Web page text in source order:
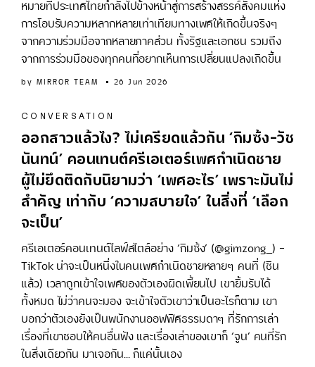
หมายที่ประเทศไทยกำลังไปข้างหน้าสู่การสร้างสรรค์สังคมแห่ง
การโอบรับความหลากหลายเท่าเทียมทางเพศให้เกิดขึ้นจริงๆ
จากความร่วมมือจากหลายภาคส่วน ทั้งรัฐและเอกชน รวมถึง
จากการร่วมมือของทุกคนที่อยากเห็นการเปลี่ยนแปลงเกิดขึ้น
by MIRROR TEAM 26 Jun 2026
CONVERSATION
ออกสาวแล้วไง? ไม่เครียดแล้วกัน ‘กิมซ้ง-วัช
นันทน์’ คอนเทนต์ครีเอเตอร์เพศกำเนิดชาย
ผู้ไม่ยึดติดกับนิยามว่า ‘เพศอะไร’ เพราะมันไม่
สำคัญ เท่ากับ ‘ความสบายใจ’ ในสิ่งที่ ‘เลือก
จะเป็น’
ครีเอเตอร์คอนเทนต์ไลฟ์สไตล์อย่าง ‘กิมซ้ง’ (@gimzong_) -
TikTok น่าจะเป็นหนึ่งในคนเพศกำเนิดชายหลายๆ คนที่ (ชิน
แล้ว) เวลาถูกเข้าใจเพศของตัวเองผิดเพี้ยนไป เขายิ้มรับได้
ทั้งหมด ไม่ว่าคนจะมอง จะเข้าใจตัวเขาว่าเป็นอะไรก็ตาม เขา
บอกว่าตัวเองยังเป็นพนักงานออฟฟิศธรรมดาๆ ที่รักการเล่า
เรื่องที่เขาชอบให้คนอื่นฟัง และเรื่องเล่าของเขาก็ ‘จูน’ คนที่รัก
ในสิ่งเดียวกัน มาเจอกัน… ก็แค่นั้นเอง